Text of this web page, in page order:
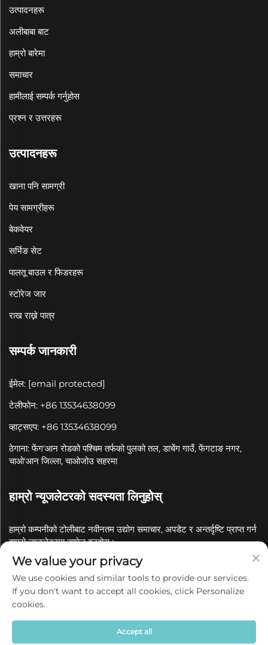
उत्पादनहरू
अलीबाबा बाट
हाम्रो बारेमा
समाचार
हामीलाई सम्पर्क गर्नुहोस
प्रश्न र उत्तरहरू
उत्पादनहरू
खाना पनि सामग्री
पेय सामग्रीहरू
बेकवेयर
सर्भिङ सेट
पालतू बाउल र फिडरहरू
स्टोरेज जार
राख राख्ने पात्र
सम्पर्क जानकारी
ईमेल: [email protected]
टेलीफोन: +86 13534638099
व्हाट्सएप: +86 13534638099
ठेगाना: फेंग'आन रोडको पश्चिम तर्फको पुलको तल, डाचेंग गाउँ, फेंगटाङ नगर,
चाओ'आन जिल्ला, चाओजोउ सहरमा
हाम्रो न्यूजलेटरको सदस्यता लिनुहोस्
हाम्रो कम्पनीको टोलीबाट नवीनतम उद्योग समाचार, अपडेट र अन्तर्दृष्टि प्राप्त गर्न
हाम्रो न्यूजलेटरमा सामेल हुनुहोस्।
सदस्यता लिनुहोस्
कॉपीराइट © 2025 चाओजोउ क्वानयुए सिरामिक कं, लिमिटेडको नाममा
गोपनीयता नीति
We value your privacy
We use cookies and similar tools to provide our services.
If you don't want to accept all cookies, click Personalize
cookies.
Accept all